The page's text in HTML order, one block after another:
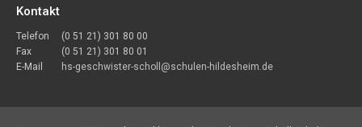
Kontakt
Telefon
(0 51 21) 301 80 00
Fax
(0 51 21) 301 80 01
E-Mail
hs-geschwister-scholl@schulen-hildesheim.de